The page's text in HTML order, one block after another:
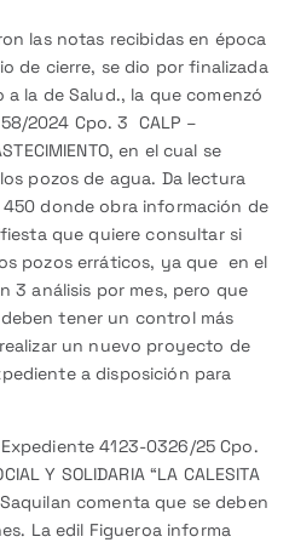
las notas recibidas en época
de cierre, se dio por finalizada
la de Salud., la que comenzó
2024 Cpo. 3 CALP –
en el cual se
pozos de agua. Da lectura
donde obra información de
que quiere consultar si
pozos erráticos, ya que en el
3 análisis por mes, pero que
tener un control más
un nuevo proyecto de
a disposición para
4123-0326/25 Cpo.
Y SOLIDARIA “LA CALESITA
Saquilan comenta que se deben
La edil Figueroa informa